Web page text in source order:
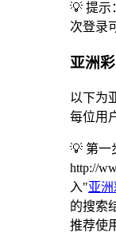
💡 提示
次登录
亚洲
以下为
每位用
💡 第一
http://
入"亚
的搜索
推荐使